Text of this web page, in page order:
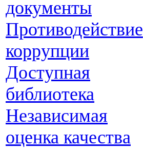
документы
Противодействие
коррупции
Доступная
библиотека
Независимая
оценка качества